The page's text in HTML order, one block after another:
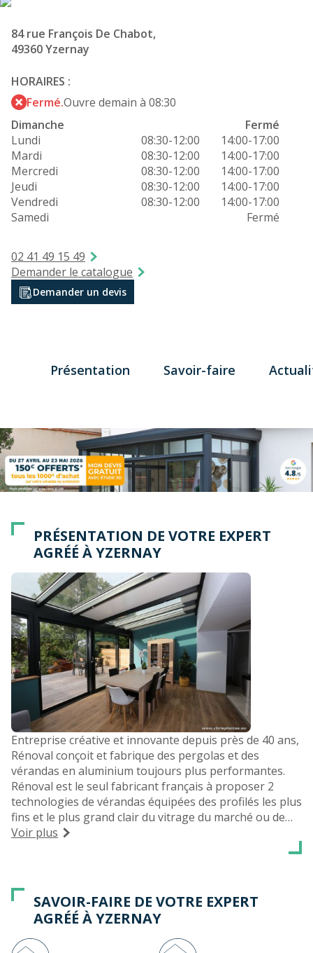
84 rue François De Chabot,
49360 Yzernay
HORAIRES :
Fermé.Ouvre demain à 08:30
Dimanche
Fermé
Lundi
08:30-12:00
14:00-17:00
Mardi
08:30-12:00
14:00-17:00
Mercredi
08:30-12:00
14:00-17:00
Jeudi
08:30-12:00
14:00-17:00
Vendredi
08:30-12:00
14:00-17:00
Samedi
Fermé
02 41 49 15 49
Demander le catalogue
Demander un devis
Présentation Savoir-faire
PRÉSENTATION DE VOTRE EXPERT
AGRÉÉ À YZERNAY
Entreprise créative et innovante depuis près de 40 ans,
Rénoval conçoit et fabrique des pergolas et des
vérandas en aluminium toujours plus performantes.
Rénoval est le seul fabricant français à proposer 2
technologies de vérandas équipées des profilés les plus
fins et le plus grand clair du vitrage du marché ou de
coulissants à levage avec les plus hautes performances
profiter pleinement de votre terrasse, rendez-vous à
notre magasin-expo à Yzernay. Nos équipes vous
accompagnent sur les régions de Cholet, Chemillé,
Beaupréau, Mauléon, Bressuire...
Voir plus
SAVOIR-FAIRE DE VOTRE EXPERT
AGRÉÉ À YZERNAY